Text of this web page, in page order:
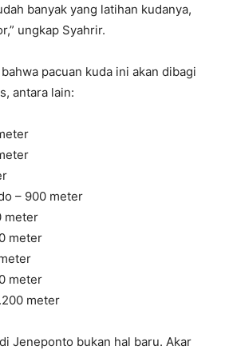
banyak yang latihan kudanya,
ungkap Syahrir.
pacuan kuda ini akan dibagi
antara lain:
– 900 meter
meter
meter
meter
meter
Jeneponto bukan hal baru. Akar